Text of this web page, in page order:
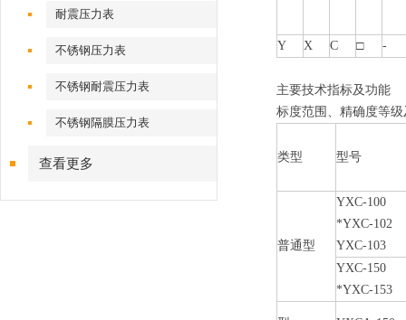
耐震压力表
不锈钢压力表
不锈钢耐震压力表
不锈钢隔膜压力表
查看更多
Y X C □ -
主要技术指标及功能
标度范围、精确度等
类型 型号
普通型
YXC-100
*YXC-102
YXC-103
YXC-150
*YXC-153